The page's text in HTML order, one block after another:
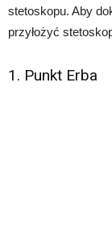
stetoskopu. Aby
przyłożyć
1. Punkt Erba